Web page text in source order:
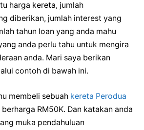
harga kereta, jumlah
diberikan, jumlah interest yang
tahun loan yang anda mahu
anda perlu tahu untuk mengira
anda. Mari saya berikan
contoh di bawah ini.
membeli sebuah kereta Perodua
RM50K. Dan katakan anda
muka pendahuluan